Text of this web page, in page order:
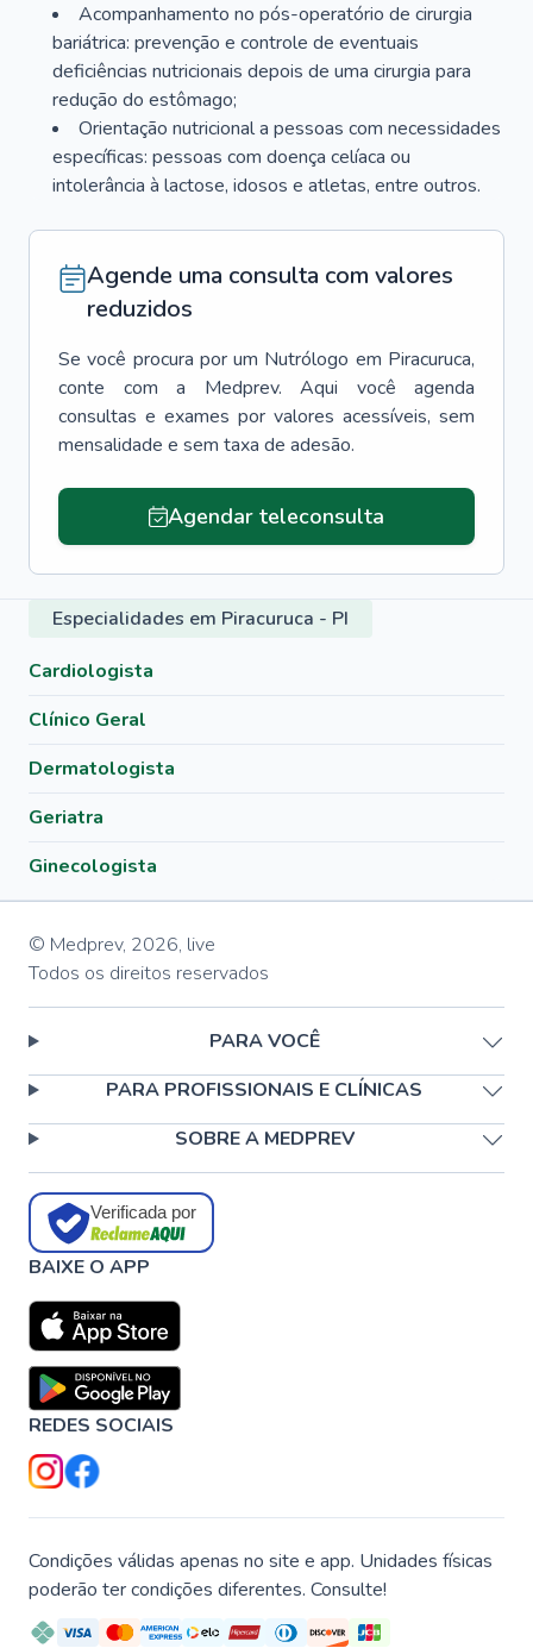
Acompanhamento no pós-operatório de cirurgia
bariátrica: prevenção e controle de eventuais
deficiências nutricionais depois de uma cirurgia para
redução do estômago;
Orientação nutricional a pessoas com necessidades
específicas: pessoas com doença celíaca ou
intolerância à lactose, idosos e atletas, entre outros.
Agende uma consulta com valores
reduzidos
Se você procura por um Nutrólogo em Piracuruca,
conte com a Medprev. Aqui você agenda
consultas e exames por valores acessíveis, sem
mensalidade e sem taxa de adesão.
Agendar teleconsulta
Especialidades em Piracuruca - PI
Cardiologista
Clínico Geral
Dermatologista
Geriatra
Ginecologista
© Medprev, 2026, live
Todos os direitos reservados
PARA VOCÊ
PARA PROFISSIONAIS E CLÍNICAS
SOBRE A MEDPREV
Verificada por
BAIXE O APP
REDES SOCIAIS
Condições válidas apenas no site e app. Unidades físicas
poderão ter condições diferentes. Consulte!